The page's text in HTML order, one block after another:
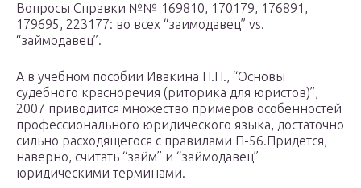
Вопросы Справки №№ 169810, 170179, 176891,
179695, 223177: во всех “заимодавец” vs.
“займодавец”.
А в учебном пособии Ивакина Н.Н., “Основы
судебного красноречия (риторика для юристов)”,
2007 приводится множество примеров особенностей
профессионального юридического языка, достаточно
сильно расходящегося с правилами П-56.Придется,
наверно, считать “займ” и “займодавец”
юридическими терминами.